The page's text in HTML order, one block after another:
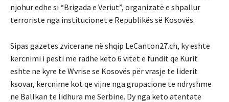
njohur edhe si “Brigada e Veriut”, organizatë e shpallur
terroriste nga institucionet e Republikës së Kosovës.
Sipas gazetes zvicerane në shqip LeCanton27.ch, ky eshte
kercnimi i pesti me radhe keto 6 vitet e fundit qe Kurit
eshte ne kyre te Wvrise se Kosovës për vrasje te liderit
ksovar, kercnime kot qe vijne nga grupacione te ndryshme
ne Ballkan te lidhura me Serbine. Dy nga keto atentate